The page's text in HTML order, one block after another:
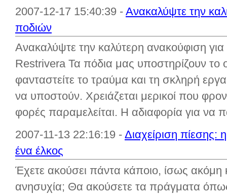
2007-12-17 15:40:39 - Ανακαλύψτε την
ποδιών
Ανακαλύψτε την καλύτερη ανακούφιση
Restrivera Τα πόδια μας υποστηρίζουν
φανταστείτε το τραύμα και τη σκληρή
να υποστούν. Χρειάζεται μερικοί που
φορές παραμελείται. Η αδιαφορία για να
2007-11-13 22:16:19 - Διαχείριση πίεσης:
ένα έλκος
Έχετε ακούσει πάντα κάποιο, ίσως ακόμη
ανησυχία; Θα ακούσετε τα πράγματα